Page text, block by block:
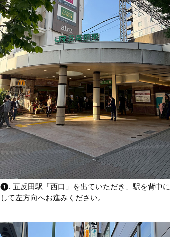
❶. 五反田駅「西口」を出ていただき、駅を背中に
して左方向へお進みください。